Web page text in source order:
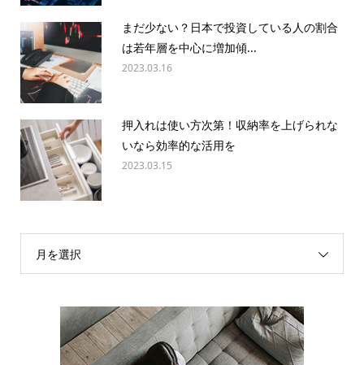
まだ少ない？日本で投資している人の割合
は若年層を中心に増加傾...
2023.03.16
押入れは使い方次第！収納率を上げられな
いなら効率的な活用を
2023.03.15
月を選択